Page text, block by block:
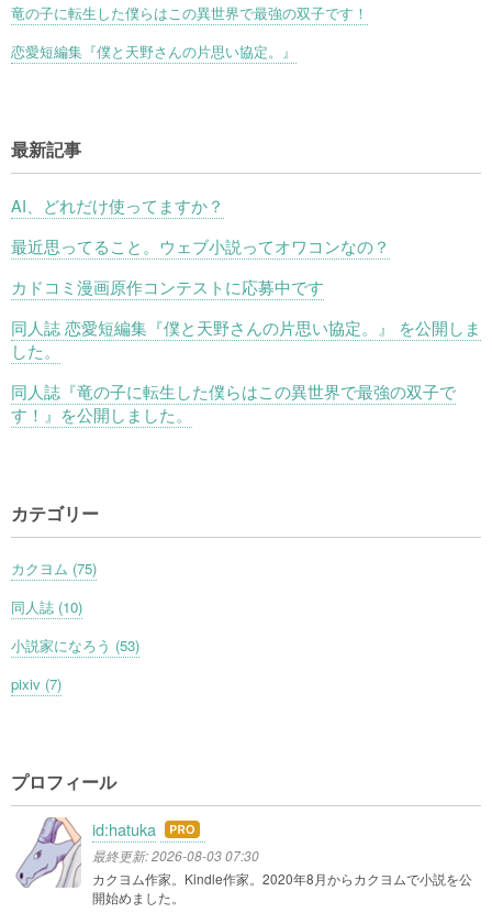
竜の子に転生した僕らはこの異世界で最強の双子です！
恋愛短編集『僕と天野さんの片思い協定。』
最新記事
AI、どれだけ使ってますか？
最近思ってること。ウェブ小説ってオワコンなの？
カドコミ漫画原作コンテストに応募中です
同人誌 恋愛短編集『僕と天野さんの片思い協定。』 を公開しま
した。
同人誌『竜の子に転生した僕らはこの異世界で最強の双子で
す！』を公開しました。
カテゴリー
カクヨム (75)
同人誌 (10)
小説家になろう (53)
pixiv (7)
プロフィール
id:hatuka はて
なブ
ログ
Pro
最終更新:2026-08-03 07:30
カクヨム作家。Kindle作家。2020年8月からカクヨムで小説を公
開始めました。